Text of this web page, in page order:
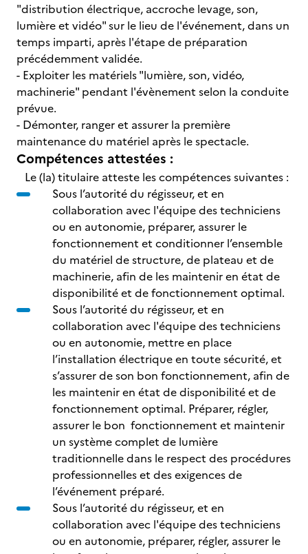
"distribution électrique, accroche levage, son,
lumière et vidéo" sur le lieu de l'événement, dans un
temps imparti, après l'étape de préparation
précédemment validée.
- Exploiter les matériels "lumière, son, vidéo,
machinerie" pendant l'évènement selon la conduite
prévue.
- Démonter, ranger et assurer la première
maintenance du matériel après le spectacle.
Compétences attestées :
Le (la) titulaire atteste les compétences suivantes :
Sous l’autorité du régisseur, et en
collaboration avec l'équipe des techniciens
ou en autonomie, préparer, assurer le
fonctionnement et conditionner l’ensemble
du matériel de structure, de plateau et de
machinerie, afin de les maintenir en état de
disponibilité et de fonctionnement optimal.
Sous l’autorité du régisseur, et en
collaboration avec l'équipe des techniciens
ou en autonomie, mettre en place
l’installation électrique en toute sécurité, et
s’assurer de son bon fonctionnement, afin de
les maintenir en état de disponibilité et de
fonctionnement optimal. Préparer, régler,
assurer le bon fonctionnement et maintenir
un système complet de lumière
traditionnelle dans le respect des procédures
professionnelles et des exigences de
l’événement préparé.
Sous l’autorité du régisseur, et en
collaboration avec l'équipe des techniciens
ou en autonomie, préparer, régler, assurer le